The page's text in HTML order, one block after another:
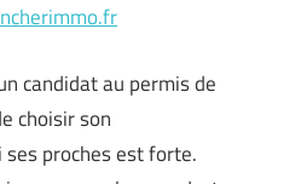
candidat au permis de
choisir son
proches est forte.